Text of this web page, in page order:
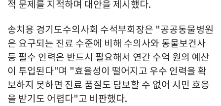
적 문제를 지적하며 대안을 제시했다.
송치용 경기도수의사회 수석부회장은 "공공동물병원
은 요구되는 진료 수준에 비해 수의사와 동물보건사
등 필수 인력은 반드시 필요해서 연간 수억 원의 예산
이 투입된다"며 "효율성이 떨어지고 우수 인력을 확
보하지 못하면 진료 품질도 담보할 수 없어 시민 호응
을 받기도 어렵다"고 비판했다.